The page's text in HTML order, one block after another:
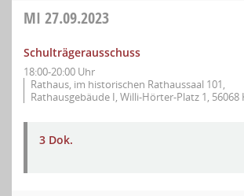
MI 27.09.2023
Schulträgerausschuss
18:00-20:00 Uhr
Rathaus, im historischen Rathaussaal 101,
Rathausgebäude I, Willi-Hörter-Platz 1, 56068
3 Dok.